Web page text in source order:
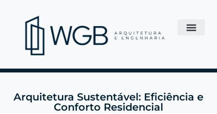
Arquitetura Sustentável: Eficiência e
Conforto Residencial